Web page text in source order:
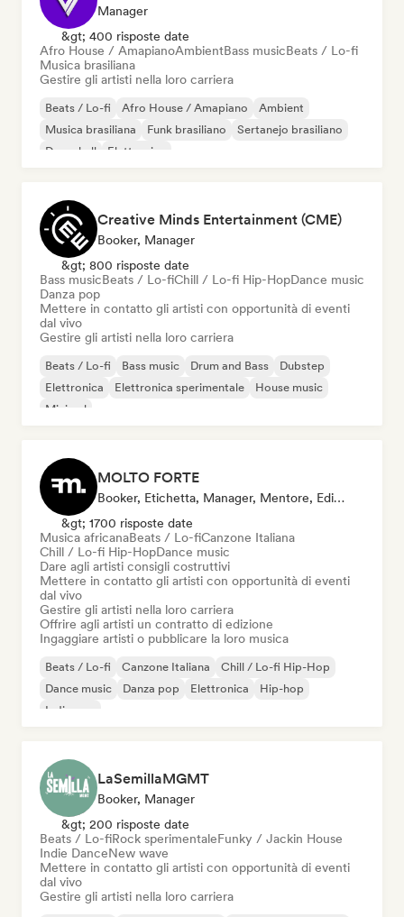
Manager
&gt; 400 risposte date
Afro House / AmapianoAmbientBass musicBeats / Lo-fi
Musica brasiliana
Gestire gli artisti nella loro carriera
Beats / Lo-fi Afro House / Amapiano
Ambient
Musica brasiliana
Funk brasiliano
Sertanejo brasiliano
Dancehall
Elettronica
Creative Minds Entertainment (CME)
Booker, Manager
&gt; 800 risposte date
Bass musicBeats / Lo-fiChill / Lo-fi Hip-HopDance music
Danza pop
Mettere in contatto gli artisti con opportunità di eventi
dal vivo
Gestire gli artisti nella loro carriera
Beats / Lo-fi Bass music Drum and Bass
Dubstep
Elettronica
Elettronica sperimentale
House music
Minimal
MOLTO FORTE
Booker, Etichetta, Manager, Mentore, Editore
&gt; 1700 risposte date
Musica africanaBeats / Lo-fiCanzone Italiana
Chill / Lo-fi Hip-HopDance music
Dare agli artisti consigli costruttivi
Mettere in contatto gli artisti con opportunità di eventi
dal vivo
Gestire gli artisti nella loro carriera
Offrire agli artisti un contratto di edizione
Ingaggiare artisti o pubblicare la loro musica
Beats / Lo-fi Canzone Italiana
Chill / Lo-fi Hip-Hop
Dance music
Danza pop Elettronica
Hip-hop
Indie pop
LaSemillaMGMT
Booker, Manager
&gt; 200 risposte date
Beats / Lo-fiRock sperimentaleFunky / Jackin House
Indie DanceNew wave
Mettere in contatto gli artisti con opportunità di eventi
dal vivo
Gestire gli artisti nella loro carriera